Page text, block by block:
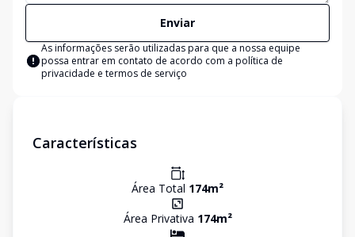
Enviar
As informações serão utilizadas para que a nossa equipe
possa entrar em contato de acordo com a política de
privacidade e termos de serviço
Características
Área Total 174m²
Área Privativa 174m²